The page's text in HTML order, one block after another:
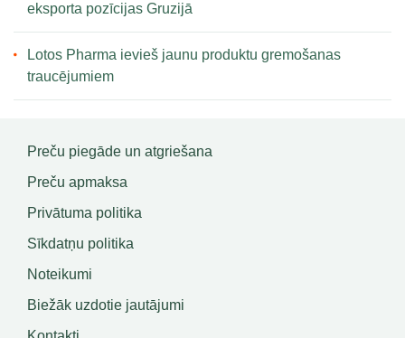
eksporta pozīcijas Gruzijā
Lotos Pharma ievieš jaunu produktu gremošanas
traucējumiem
Preču piegāde un atgriešana
Preču apmaksa
Privātuma politika
Sīkdatņu politika
Noteikumi
Biežāk uzdotie jautājumi